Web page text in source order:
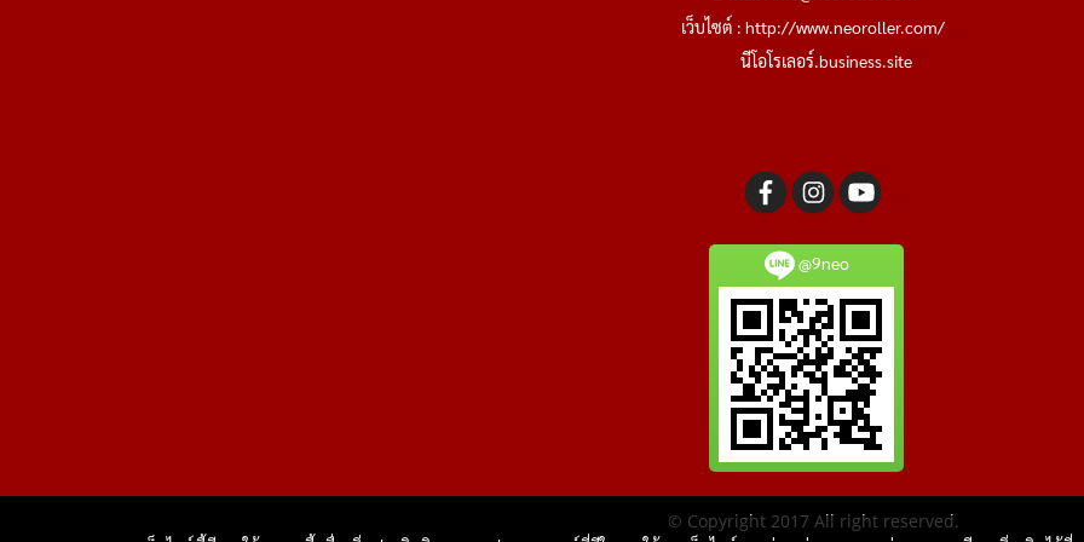
เว็บไซต์ : http://www.neoroller.com/
นีโอโรเลอร์.business.site
@9neo
© Copyright 2017 All right reserved.